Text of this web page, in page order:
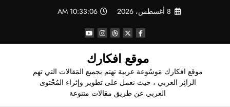
8 أغسطس، 2026 10:33:07 AM
موقع افكارك
موقع افكارك مَوسُوعة عربية تهتم بجميع المَقالات التي تهم
الزائِر العربي ، حيث نعمل على تطوير وإثراء المُحْتوى
العربي عن طريق مقالات متنوعة